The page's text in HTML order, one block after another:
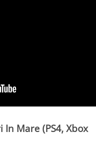
Mare (PS4, Xbox